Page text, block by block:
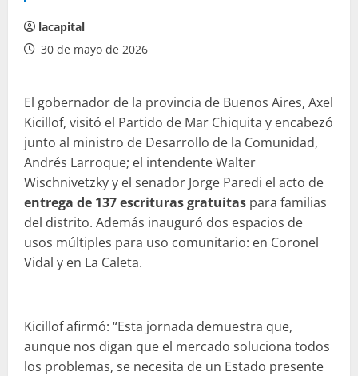
lacapital
30 de mayo de 2026
El gobernador de la provincia de Buenos Aires, Axel
Kicillof, visitó el Partido de Mar Chiquita y encabezó
junto al ministro de Desarrollo de la Comunidad,
Andrés Larroque; el intendente Walter
Wischnivetzky y el senador Jorge Paredi el acto de
entrega de 137 escrituras gratuitas para familias
del distrito. Además inauguró dos espacios de
usos múltiples para uso comunitario: en Coronel
Vidal y en La Caleta.
Kicillof afirmó: “Esta jornada demuestra que,
aunque nos digan que el mercado soluciona todos
los problemas, se necesita de un Estado presente